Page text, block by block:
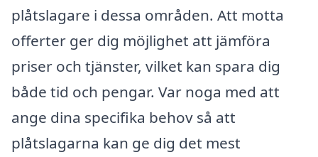
plåtslagare i dessa områden. Att motta
offerter ger dig möjlighet att jämföra
priser och tjänster, vilket kan spara dig
både tid och pengar. Var noga med att
ange dina specifika behov så att
plåtslagarna kan ge dig det mest